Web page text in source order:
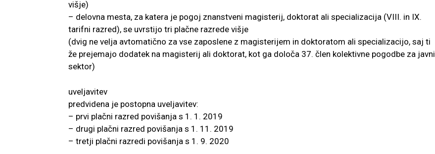
višje)
– delovna mesta, za katera je pogoj znanstveni magisterij, doktorat ali specializacija (VIII. in IX.
tarifni razred), se uvrstijo tri plačne razrede višje
(dvig ne velja avtomatično za vse zaposlene z magisterijem in doktoratom ali specializacijo, saj ti
že prejemajo dodatek na magisterij ali doktorat, kot ga določa 37. člen kolektivne pogodbe za javni
sektor)
uveljavitev
predvidena je postopna uveljavitev:
– prvi plačni razred povišanja s 1. 1. 2019
– drugi plačni razred povišanja s 1. 11. 2019
– tretji plačni razredi povišanja s 1. 9. 2020